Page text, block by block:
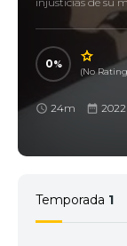
0
(No
24m 2022
Temporada 1